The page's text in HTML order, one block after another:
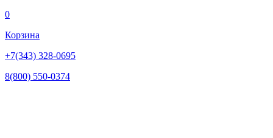
0
Корзина
+7(343) 328-0695
8(800) 550-0374